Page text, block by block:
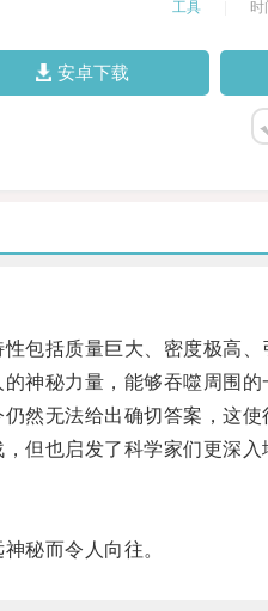
工具
安卓下载
括质量巨大、密度极高、
秘力量，能够吞噬周围的
无法给出确切答案，这使
也启发了科学家们更深入
秘而令人向往。